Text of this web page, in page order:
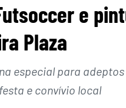
e
Plaza
especial para
e convívio local